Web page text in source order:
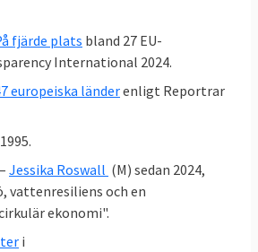
fjärde plats bland 27 EU-
International 2024.
europeiska länderenligt Reportrar
Jessika Roswall (M) sedan 2024,
vattenresiliens och en
ekonomi".
i